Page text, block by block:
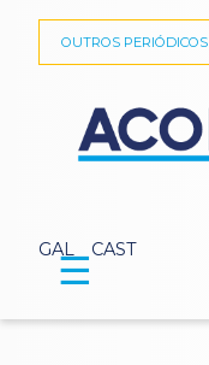
GAL CAST
OUTROS PERIÓDICOS
☰